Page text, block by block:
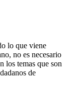
lo que viene
no es necesario
los temas que son
de